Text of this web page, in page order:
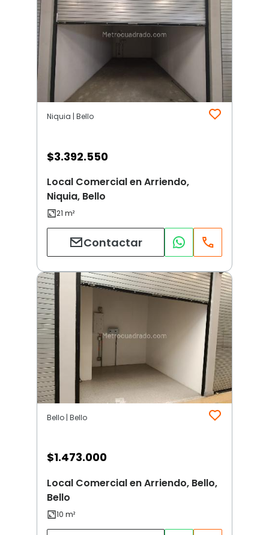
Niquia | Bello
$3.392.550
Local Comercial en Arriendo,
Niquia, Bello
Contactar
Bello | Bello
$1.473.000
Local Comercial en Arriendo, Bello,
Bello